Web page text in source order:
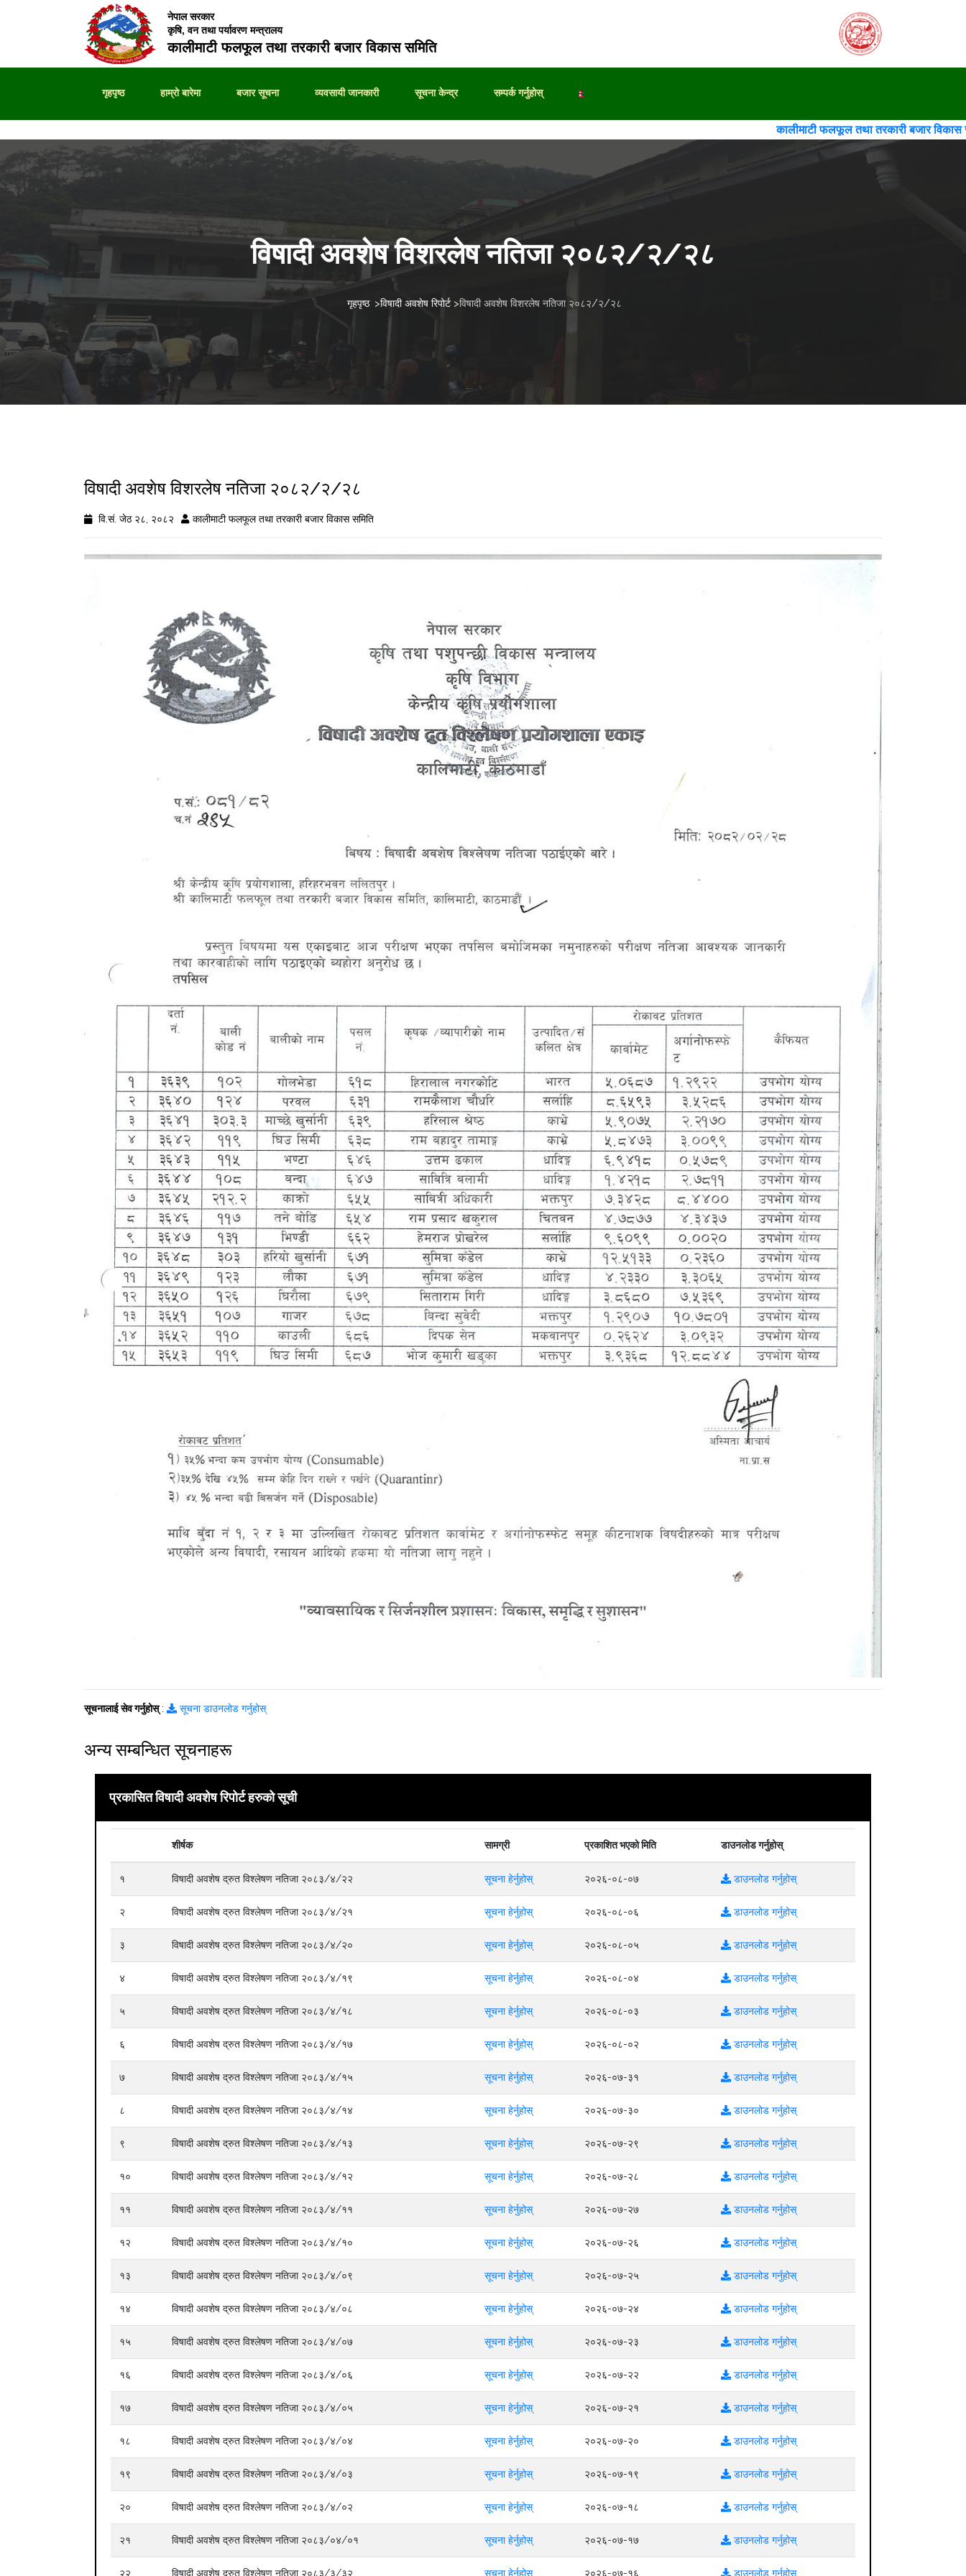
नेपाल सरकार
कृषि, वन तथा पर्यावरण मन्त्रालय
कालीमाटी फलफूल तथा तरकारी बजार विकास समिति
गृहपृष्ठ हाम्रो बारेमा बजार सूचना व्यवसायी जानकारी सूचना केन्द्र सम्पर्क गर्नुहोस्
कालीमाटी फलफूल तथा तरकारी बजार विकास
विषादी अवशेष विशरलेष नतिजा २०८२/२/२८
गृहपृष्ठ >विषादी अवशेष रिपोर्ट>विषादी अवशेष विशरलेष नतिजा २०८२/२/२८
विषादी अवशेष विशरलेष नतिजा २०८२/२/२८
वि.सं. जेठ २८, २०८२ कालीमाटी फलफूल तथा तरकारी बजार विकास समिति
सूचनालाई सेव गर्नुहोस्: सूचना डाउनलोड गर्नुहोस्
अन्य सम्बन्धित सूचनाहरू
प्रकासित विषादी अवशेष रिपोर्ट हरुको सूची
शीर्षक सामग्री प्रकाशित भएको मिति डाउनलोड गर्नुहोस्
१ विषादी अवशेष द्रुत विश्लेषण नतिजा २०८३/४/२२ सूचना हेर्नुहोस् २०२६-०८-०७ डाउनलोड गर्नुहोस्
२ विषादी अवशेष द्रुत विश्लेषण नतिजा २०८३/४/२१ सूचना हेर्नुहोस् २०२६-०८-०६ डाउनलोड गर्नुहोस्
३ विषादी अवशेष द्रुत विश्लेषण नतिजा २०८३/४/२० सूचना हेर्नुहोस् २०२६-०८-०५ डाउनलोड गर्नुहोस्
४ विषादी अवशेष द्रुत विश्लेषण नतिजा २०८३/४/१९ सूचना हेर्नुहोस् २०२६-०८-०४ डाउनलोड गर्नुहोस्
५ विषादी अवशेष द्रुत विश्लेषण नतिजा २०८३/४/१८ सूचना हेर्नुहोस् २०२६-०८-०३ डाउनलोड गर्नुहोस्
६ विषादी अवशेष द्रुत विश्लेषण नतिजा २०८३/४/१७ सूचना हेर्नुहोस् २०२६-०८-०२ डाउनलोड गर्नुहोस्
७ विषादी अवशेष द्रुत विश्लेषण नतिजा २०८३/४/१५ सूचना हेर्नुहोस् २०२६-०७-३१ डाउनलोड गर्नुहोस्
८ विषादी अवशेष द्रुत विश्लेषण नतिजा २०८३/४/१४ सूचना हेर्नुहोस् २०२६-०७-३० डाउनलोड गर्नुहोस्
९ विषादी अवशेष द्रुत विश्लेषण नतिजा २०८३/४/१३ सूचना हेर्नुहोस् २०२६-०७-२९ डाउनलोड गर्नुहोस्
१० विषादी अवशेष द्रुत विश्लेषण नतिजा २०८३/४/१२ सूचना हेर्नुहोस् २०२६-०७-२८ डाउनलोड गर्नुहोस्
११ विषादी अवशेष द्रुत विश्लेषण नतिजा २०८३/४/११ सूचना हेर्नुहोस् २०२६-०७-२७ डाउनलोड गर्नुहोस्
१२ विषादी अवशेष द्रुत विश्लेषण नतिजा २०८३/४/१० सूचना हेर्नुहोस् २०२६-०७-२६ डाउनलोड गर्नुहोस्
१३ विषादी अवशेष द्रुत विश्लेषण नतिजा २०८३/४/०९ सूचना हेर्नुहोस् २०२६-०७-२५ डाउनलोड गर्नुहोस्
१४ विषादी अवशेष द्रुत विश्लेषण नतिजा २०८३/४/०८ सूचना हेर्नुहोस् २०२६-०७-२४ डाउनलोड गर्नुहोस्
१५ विषादी अवशेष द्रुत विश्लेषण नतिजा २०८३/४/०७ सूचना हेर्नुहोस् २०२६-०७-२३ डाउनलोड गर्नुहोस्
१६ विषादी अवशेष द्रुत विश्लेषण नतिजा २०८३/४/०६ सूचना हेर्नुहोस् २०२६-०७-२२ डाउनलोड गर्नुहोस्
१७ विषादी अवशेष द्रुत विश्लेषण नतिजा २०८३/४/०५ सूचना हेर्नुहोस् २०२६-०७-२१ डाउनलोड गर्नुहोस्
१८ विषादी अवशेष द्रुत विश्लेषण नतिजा २०८३/४/०४ सूचना हेर्नुहोस् २०२६-०७-२० डाउनलोड गर्नुहोस्
१९ विषादी अवशेष द्रुत विश्लेषण नतिजा २०८३/४/०३ सूचना हेर्नुहोस् २०२६-०७-१९ डाउनलोड गर्नुहोस्
२० विषादी अवशेष द्रुत विश्लेषण नतिजा २०८३/४/०२ सूचना हेर्नुहोस् २०२६-०७-१८ डाउनलोड गर्नुहोस्
२१ विषादी अवशेष द्रुत विश्लेषण नतिजा २०८३/०४/०१ सूचना हेर्नुहोस् २०२६-०७-१७ डाउनलोड गर्नुहोस्
२२ विषादी अवशेष द्रुत विश्लेषण नतिजा २०८३/३/३२ सूचना हेर्नुहोस् २०२६-०७-१६ डाउनलोड गर्नुहोस्